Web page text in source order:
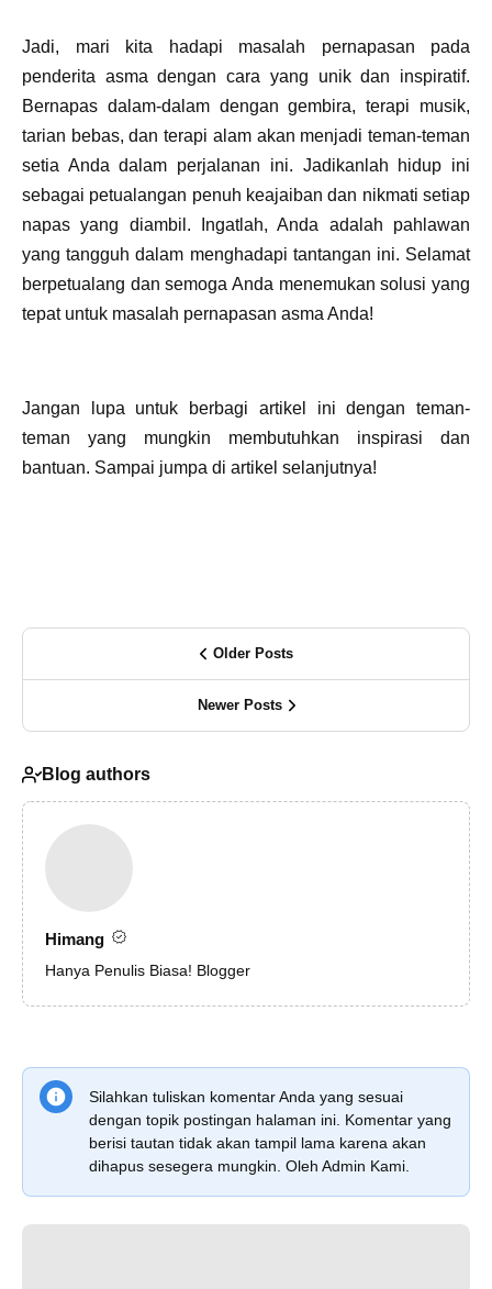
Jadi, mari kita hadapi masalah pernapasan pada
penderita asma dengan cara yang unik dan inspiratif.
Bernapas dalam-dalam dengan gembira, terapi musik,
tarian bebas, dan terapi alam akan menjadi teman-teman
setia Anda dalam perjalanan ini. Jadikanlah hidup ini
sebagai petualangan penuh keajaiban dan nikmati setiap
napas yang diambil. Ingatlah, Anda adalah pahlawan
yang tangguh dalam menghadapi tantangan ini. Selamat
berpetualang dan semoga Anda menemukan solusi yang
tepat untuk masalah pernapasan asma Anda!
Jangan lupa untuk berbagi artikel ini dengan teman-
teman yang mungkin membutuhkan inspirasi dan
bantuan. Sampai jumpa di artikel selanjutnya!
Older Posts
Newer Posts
Blog authors
Himang
Hanya Penulis Biasa! Blogger
Silahkan tuliskan komentar Anda yang sesuai
dengan topik postingan halaman ini. Komentar yang
berisi tautan tidak akan tampil lama karena akan
dihapus sesegera mungkin. Oleh Admin Kami.